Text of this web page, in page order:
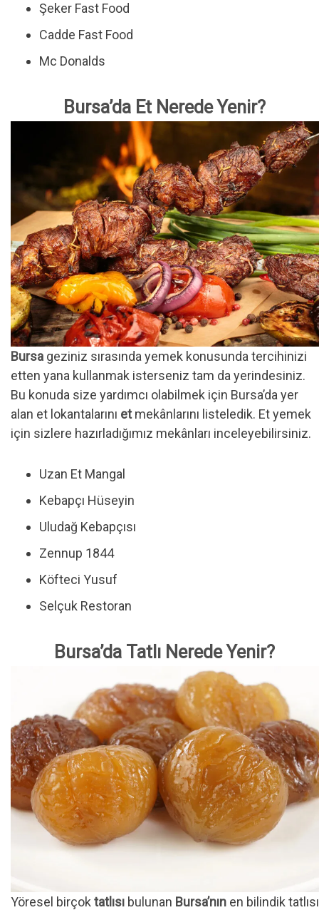
Şeker Fast Food
Cadde Fast Food
Mc Donalds
Bursa’da Et Nerede Yenir?
Bursa geziniz sırasında yemek konusunda tercihinizi
etten yana kullanmak isterseniz tam da yerindesiniz.
Bu konuda size yardımcı olabilmek için Bursa’da yer
alan et lokantalarını etmekânlarını listeledik. Et yemek
için sizlere hazırladığımız mekânları inceleyebilirsiniz.
Uzan Et Mangal
Kebapçı Hüseyin
Uludağ Kebapçısı
Zennup 1844
Köfteci Yusuf
Selçuk Restoran
Bursa’da Tatlı Nerede Yenir?
Yöresel birçok tatlısı bulunan Bursa’nın en bilindik tatlısı